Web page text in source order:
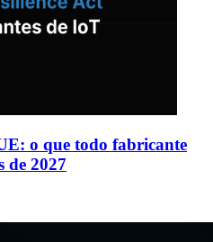
o que todo fabricante
de 2027